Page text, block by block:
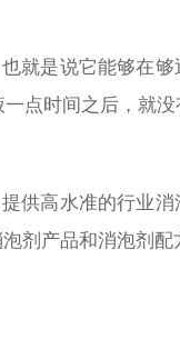
就是说它能够在
点时间之后，就
供高水准的行业
剂产品和消泡剂配